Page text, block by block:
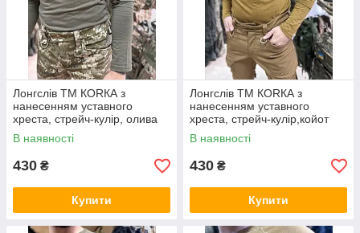
Лонгслів ТМ КОRКА з
нанесенням уставного
хреста, стрейч-кулір, олива
В наявності
430 ₴
Купити
Лонгслів ТМ КОRКА з
нанесенням уставного
хреста, стрейч-кулір,койот
В наявності
430 ₴
Купити